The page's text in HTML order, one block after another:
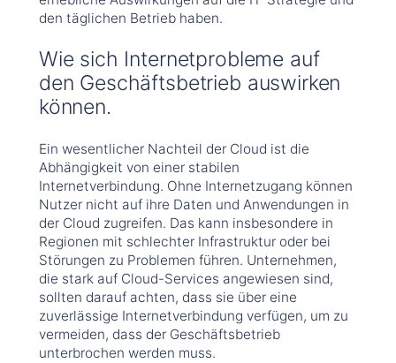
den täglichen Betrieb haben.
Wie sich Internetprobleme auf
den Geschäftsbetrieb auswirken
können.
Ein wesentlicher Nachteil der Cloud ist die
Abhängigkeit von einer stabilen
Internetverbindung. Ohne Internetzugang können
Nutzer nicht auf ihre Daten und Anwendungen in
der Cloud zugreifen. Das kann insbesondere in
Regionen mit schlechter Infrastruktur oder bei
Störungen zu Problemen führen. Unternehmen,
die stark auf Cloud-Services angewiesen sind,
sollten darauf achten, dass sie über eine
zuverlässige Internetverbindung verfügen, um zu
vermeiden, dass der Geschäftsbetrieb
unterbrochen werden muss.